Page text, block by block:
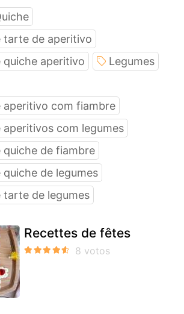
tarte de aperitivo
quiche aperitivo
Legumes
aperitivo com fiambre
aperitivos com legumes
quiche de fiambre
quiche de legumes
tarte de legumes
Recettes de fêtes